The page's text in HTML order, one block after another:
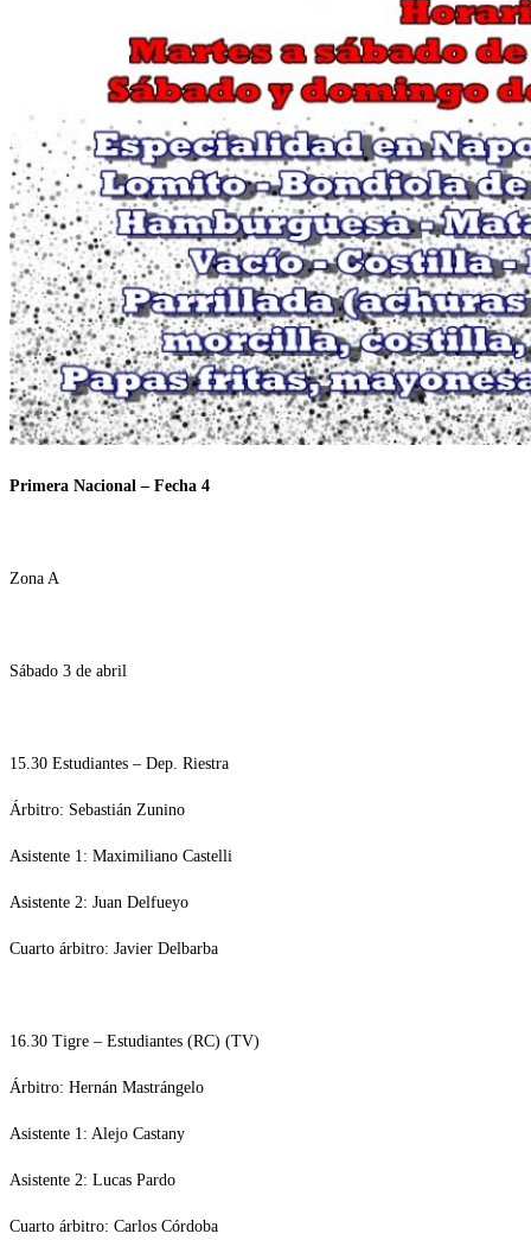
Primera Nacional – Fecha 4
Zona A
Sábado 3 de abril
15.30 Estudiantes – Dep. Riestra
Árbitro: Sebastián Zunino
Asistente 1: Maximiliano Castelli
Asistente 2: Juan Delfueyo
Cuarto árbitro: Javier Delbarba
16.30 Tigre – Estudiantes (RC) (TV)
Árbitro: Hernán Mastrángelo
Asistente 1: Alejo Castany
Asistente 2: Lucas Pardo
Cuarto árbitro: Carlos Córdoba